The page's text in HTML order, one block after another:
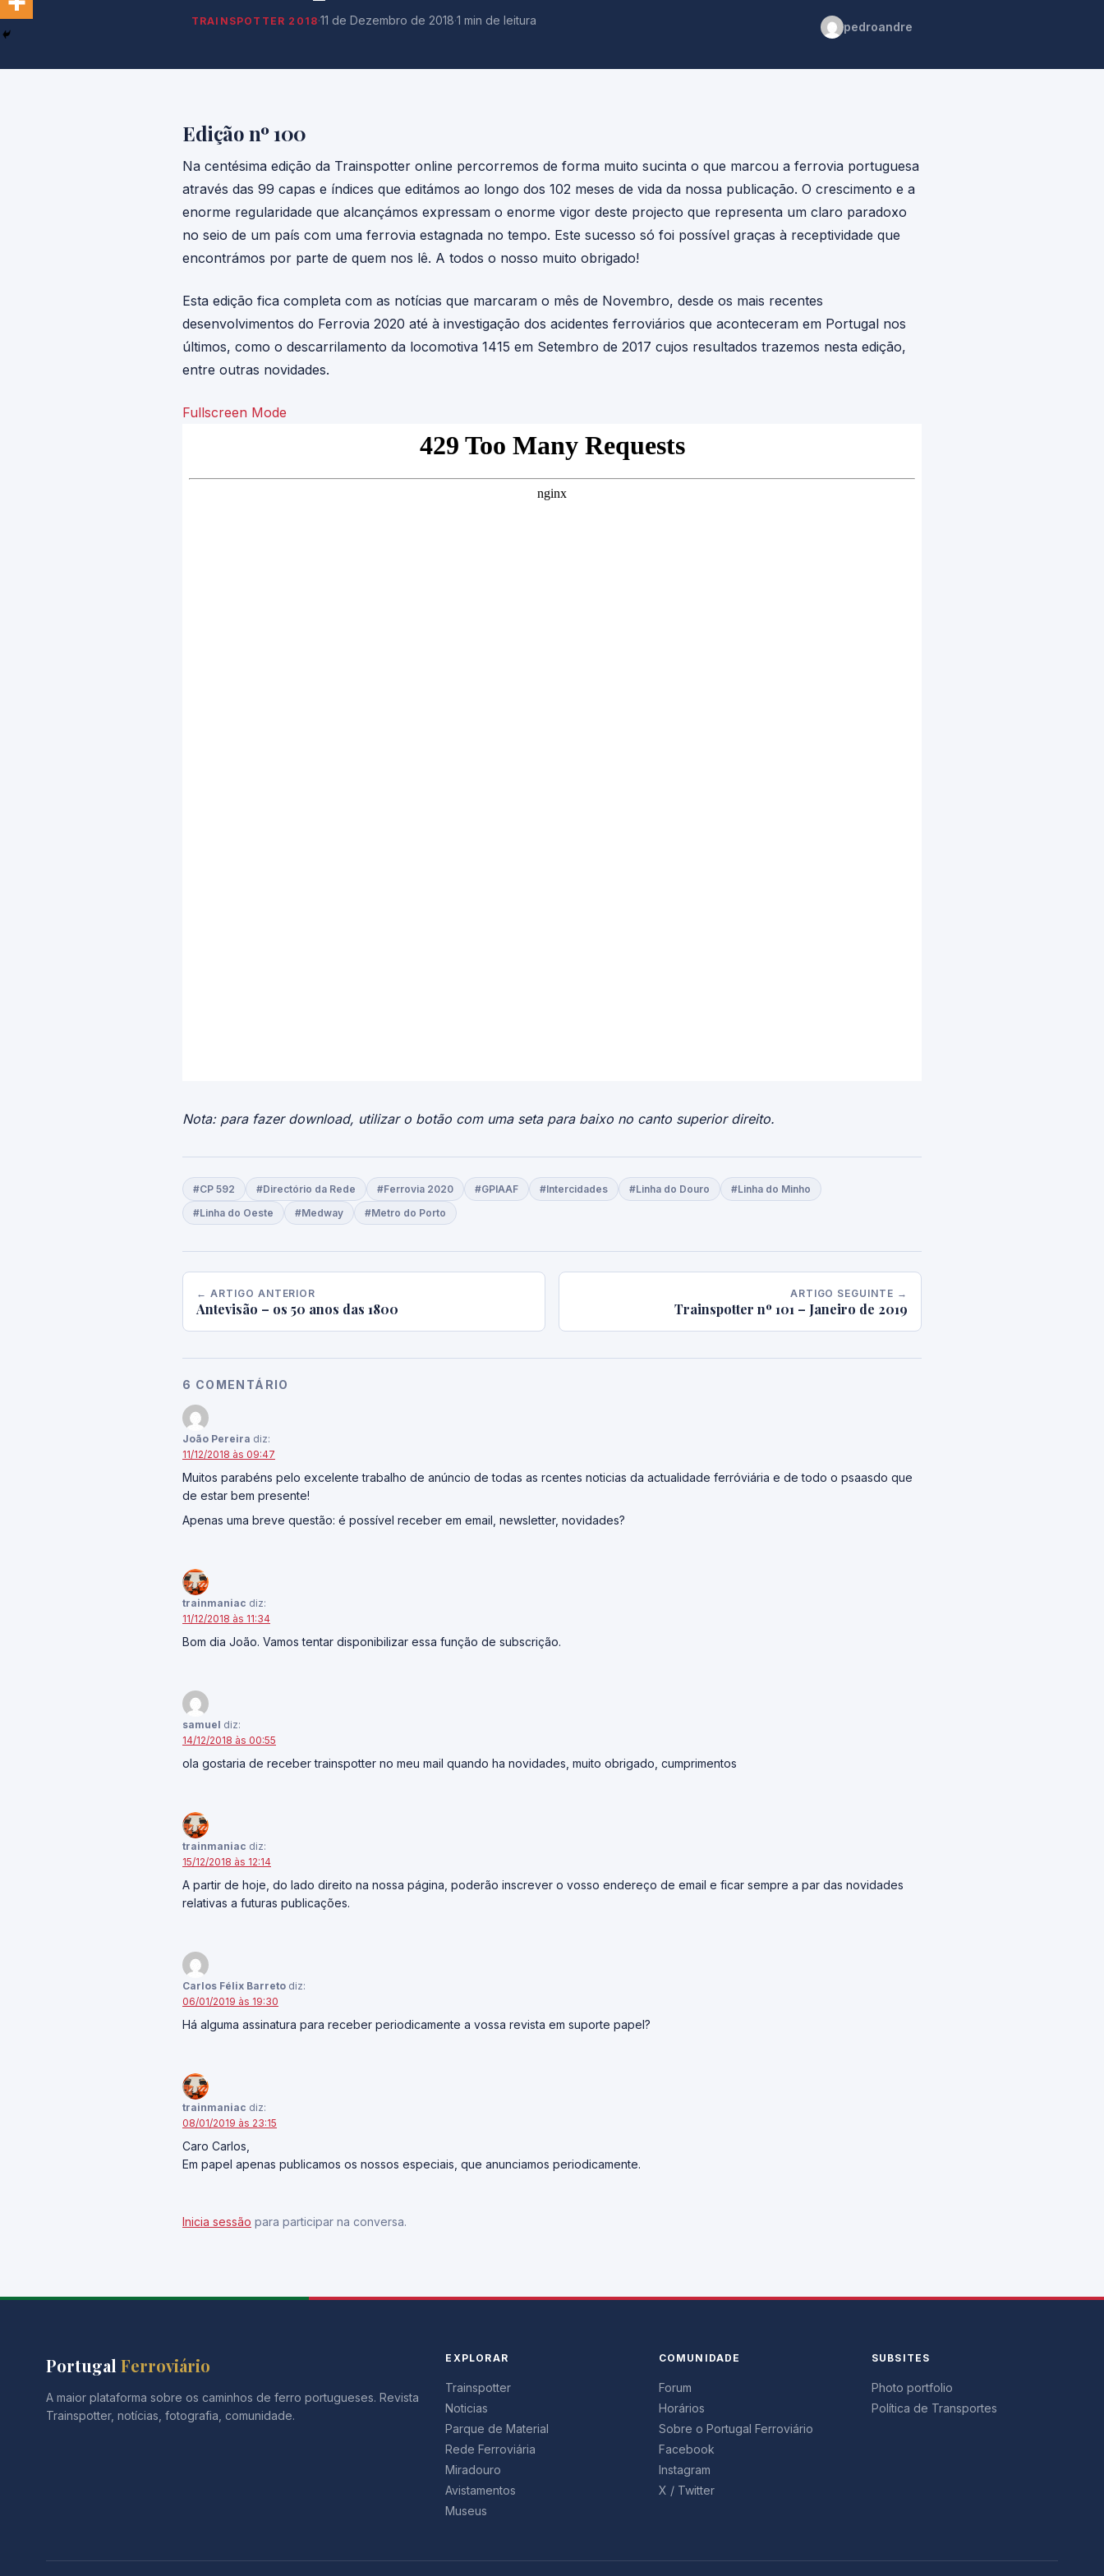
TRAINSPOTTER 2018·11 de Dezembro de 2018·1 min de leitura pedroandre
Edição nº 100
Na centésima edição da Trainspotter online percorremos de forma muito sucinta o que marcou a ferrovia portuguesa
através das 99 capas e índices que editámos ao longo dos 102 meses de vida da nossa publicação. O crescimento e a
enorme regularidade que alcançámos expressam o enorme vigor deste projecto que representa um claro paradoxo
no seio de um país com uma ferrovia estagnada no tempo. Este sucesso só foi possível graças à receptividade que
encontrámos por parte de quem nos lê. A todos o nosso muito obrigado!
Esta edição fica completa com as notícias que marcaram o mês de Novembro, desde os mais recentes
desenvolvimentos do Ferrovia 2020 até à investigação dos acidentes ferroviários que aconteceram em Portugal nos
últimos, como o descarrilamento da locomotiva 1415 em Setembro de 2017 cujos resultados trazemos nesta edição,
entre outras novidades.
Fullscreen Mode
Nota: para fazer download, utilizar o botão com uma seta para baixo no canto superior direito.
#CP 592 #Directório da Rede #Ferrovia 2020 #GPIAAF #Intercidades #Linha do Douro
#Linha do Minho
#Linha do Oeste
#Medway #Metro do Porto
← ARTIGO ANTERIOR
Antevisão – os 50 anos das 1800
ARTIGO SEGUINTE →
Trainspotter nº 101 – Janeiro de 2019
6 COMENTÁRIO
João Pereira diz:
11/12/2018 às 09:47
Muitos parabéns pelo excelente trabalho de anúncio de todas as rcentes noticias da actualidade ferróviária e de todo o psaasdo que
de estar bem presente!
Apenas uma breve questão: é possível receber em email, newsletter, novidades?
trainmaniac diz:
11/12/2018 às 11:34
Bom dia João. Vamos tentar disponibilizar essa função de subscrição.
samuel diz:
14/12/2018 às 00:55
ola gostaria de receber trainspotter no meu mail quando ha novidades, muito obrigado, cumprimentos
trainmaniac diz:
15/12/2018 às 12:14
A partir de hoje, do lado direito na nossa página, poderão inscrever o vosso endereço de email e ficar sempre a par das novidades
relativas a futuras publicações.
Carlos Félix Barreto diz:
06/01/2019 às 19:30
Há alguma assinatura para receber periodicamente a vossa revista em suporte papel?
trainmaniac diz:
08/01/2019 às 23:15
Caro Carlos,
Em papel apenas publicamos os nossos especiais, que anunciamos periodicamente.
Inicia sessão para participar na conversa.
Portugal Ferroviário
A maior plataforma sobre os caminhos de ferro portugueses. Revista
Trainspotter, notícias, fotografia, comunidade.
EXPLORAR
Trainspotter
Noticias
Parque de Material
Rede Ferroviária
Miradouro
Avistamentos
Museus
COMUNIDADE
Forum
Horários
Sobre o Portugal Ferroviário
Facebook
Instagram
X / Twitter
SUBSITES
Photo portfolio
Política de Transportes